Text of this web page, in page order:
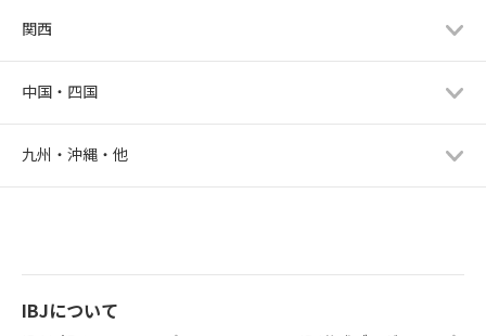
関西
中国・四国
九州・沖縄・他
IBJについて